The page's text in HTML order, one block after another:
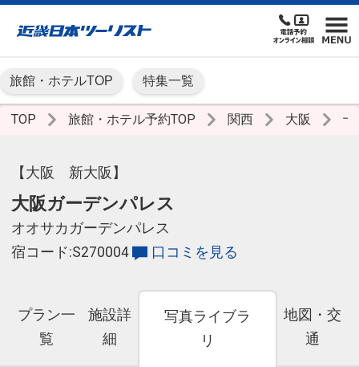
旅館・ホテルTOP 特集一覧
TOP 旅館・ホテル予約TOP 関西 大阪 十
【大阪 新大阪】
大阪ガーデンパレス
オオサカガーデンパレス
宿コード:S270004
口コミを見る
プラン一
覧
施設詳
細
写真ライブラ
リ
地図・交
通